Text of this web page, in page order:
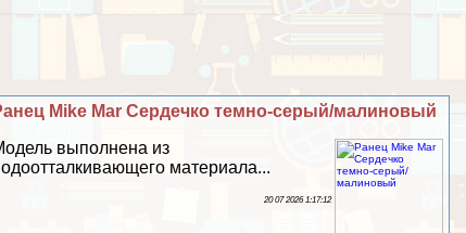
Mike Mar Сердечко темно-серый/малиновый
выполнена из
материала...
20 07 2026 1:17:12